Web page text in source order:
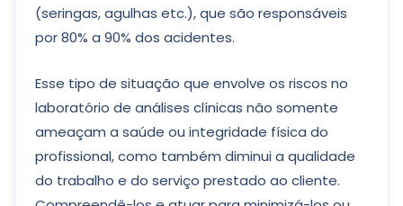
(seringas, agulhas etc.), que são responsáveis
por 80% a 90% dos acidentes.
Esse tipo de situação que envolve os riscos no
laboratório de análises clínicas não somente
ameaçam a saúde ou integridade física do
profissional, como também diminui a qualidade
do trabalho e do serviço prestado ao cliente.